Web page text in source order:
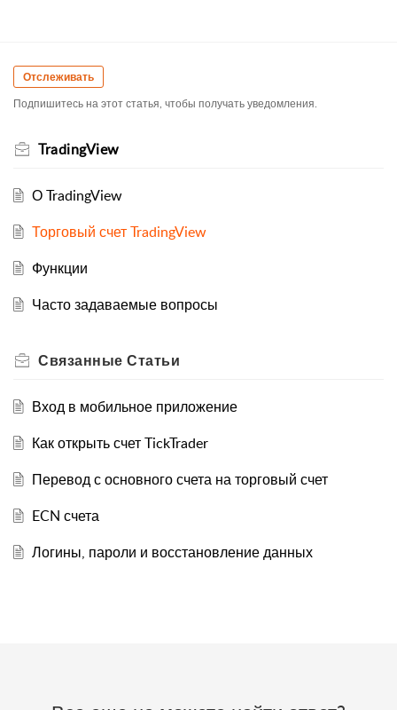
Отслеживать
Подпишитесь на этот статья, чтобы получать уведомления.
TradingView
О TradingView
Торговый счет TradingView
Функции
Часто задаваемые вопросы
Связанные Статьи
Вход в мобильное приложение
Как открыть счет TickTrader
Перевод с основного счета на торговый счет
ECN счета
Логины, пароли и восстановление данных